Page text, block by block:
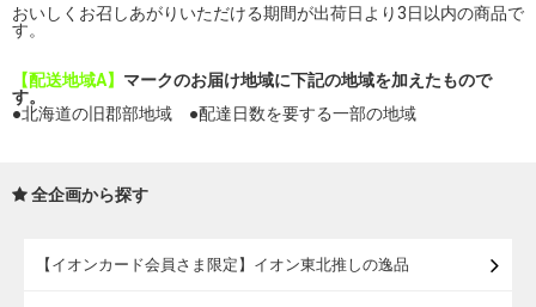
おいしくお召しあがりいただける期間が出荷日より3日以内の商品で
す。
【配送地域A】 マークのお届け地域に下記の地域を加えたもので
す。
●北海道の旧郡部地域 ●配達日数を要する一部の地域
全企画から探す
【イオンカード会員さま限定】イオン東北推しの逸品